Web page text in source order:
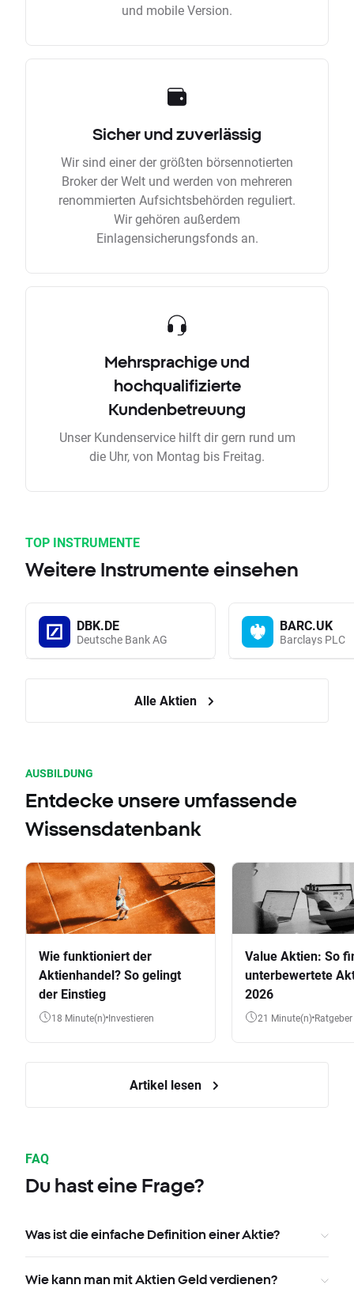
und mobile Version.
Sicher und zuverlässig
Wir sind einer der größten börsennotierten
Broker der Welt und werden von mehreren
renommierten Aufsichtsbehörden reguliert.
Wir gehören außerdem
Einlagensicherungsfonds an.
Mehrsprachige und
hochqualifizierte
Kundenbetreuung
Unser Kundenservice hilft dir gern rund um
die Uhr, von Montag bis Freitag.
TOP INSTRUMENTE
Weitere Instrumente einsehen
DBK.DE
Deutsche Bank AG
BARC.UK
Barclays PLC
Alle Aktien
AUSBILDUNG
Entdecke unsere umfassende
Wissensdatenbank
Wie funktioniert der
Aktienhandel? So gelingt
der Einstieg
18 Minute(n) Investieren
Value Aktien: So
unterbewertete
2026
21 Minute(n) Ratgeber
Artikel lesen
FAQ
Du hast eine Frage?
Was ist die einfache Definition einer Aktie?
Wie kann man mit Aktien Geld verdienen?